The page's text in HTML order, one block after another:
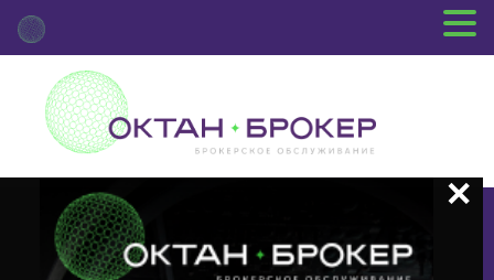
+7 (3812) 29-00-92